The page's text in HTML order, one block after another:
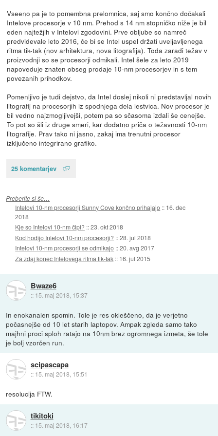
Vseeno pa je to pomembna prelomnica, saj smo končno dočakali
Intelove procesorje v 10 nm. Prehod s 14 nm stopničko niže je bil
eden najtežjih v Intelovi zgodovini. Prve obljube so namreč
predvidevale leto 2016, če bi se Intel uspel držati uveljavljenega
ritma tik-tak (nov arhitektura, nova litografija). Toda zaradi težav v
proizvodnji so se procesorji odmikali. Intel šele za leto 2019
napoveduje znaten obseg prodaje 10-nm procesorjev in s tem
povezanih prihodkov.
Pomenljivo je tudi dejstvo, da Intel doslej nikoli ni predstavljal novih
litografij na procesorjih iz spodnjega dela lestvica. Nov procesor je
bil vedno najzmogljivejši, potem pa so sčasoma izdali še cenejše.
To pot so šli iz druge smeri, kar dodatno priča o težavnosti 10-nm
litografije. Prav tako ni jasno, zakaj ima trenutni procesor
izključeno integrirano grafiko.
25 komentarjev
Preberite si še…
Intelovi 10-nm procesorji Sunny Cove končno prihajajo :: 16. dec
2018
Kje so Intelovi 10-nm čipi? ::23. okt 2018
Kod hodijo Intelovi 10-nm procesorji? ::28. jul 2018
Intelovi 10-nm procesorji se odmikajo ::20. avg 2017
Za zdaj konec Intelovega ritma tik-tak :: 16. jul 2015
Bwaze6
:: 15. maj 2018, 15:37
In enokanalen spomin. Tole je res okleščeno, da je verjetno
počasnejše od 10 let starih laptopov. Ampak zgleda samo tako
majhni proci sploh ratajo na 10nm brez ogromnega izmeta, še tole
je bolj vzorčen run.
scipascapa
:: 15. maj 2018, 15:51
resolucija FTW.
tikitoki
:: 15. maj 2018, 16:17